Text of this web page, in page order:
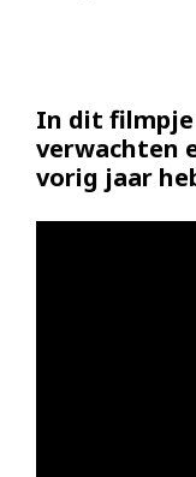
In dit filmpje
verwachten
vorig jaar